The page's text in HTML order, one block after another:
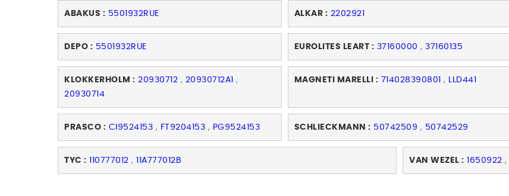
ABAKUS : 5501932RUE ALKAR : 2202921
DEPO : 5501932RUE EUROLITES LEART : 37160000 ,37160135
KLOKKERHOLM : 20930712 , 20930712A1 ,
20930714
MAGNETI MARELLI : 714028390801 , LLD441
PRASCO : CI9524153 , FT9204153 , PG9524153 SCHLIECKMANN : 50742509 , 50742529
TYC : 110777012 , 11A777012B VAN WEZEL : 1650922 ,